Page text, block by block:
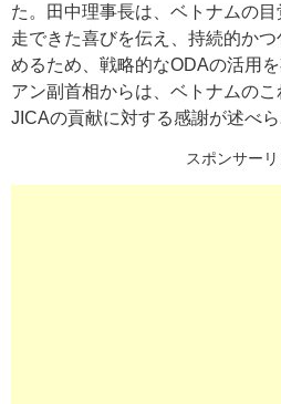
た。田中理事長は、ベトナムの
走できた喜びを伝え、持続的か
めるため、戦略的なODAの活用
アン副首相からは、ベトナムの
JICAの貢献に対する感謝が述べら
スポンサーリ